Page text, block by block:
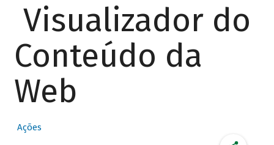
Visualizador do
Conteúdo da
Web
Ações